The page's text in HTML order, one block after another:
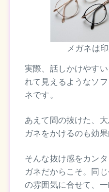
メガネは
実際、話しかけやす
れて見えるようなソ
ネです。
あえて間の抜けた、
ガネをかけるのも効果
そんな抜け感をカン
ガネだからこそ。同
の雰囲気に合せて、